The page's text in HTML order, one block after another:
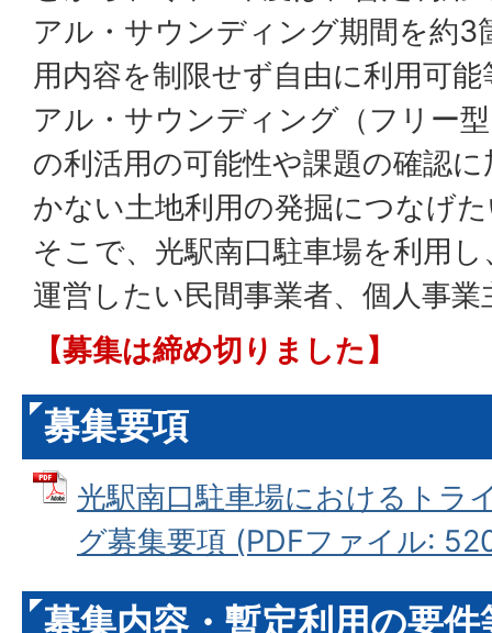
アル・サウンディング期間を約3
用内容を制限せず自由に利用可
アル・サウンディング（フリー
の利活用の可能性や課題の確認
かない土地利用の発掘につなげ
そこで、光駅南口駐車場を利用
運営したい民間事業者、個人事
【募集は締め切りました】
募集要項
光駅南口駐車場におけるトラ
グ募集要項 (PDFファイル:
募集内容・暫定利用の要件